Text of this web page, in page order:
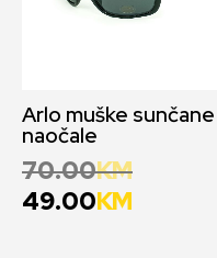
Arlo muške sunčane
naočale
70.00KM
49.00KM